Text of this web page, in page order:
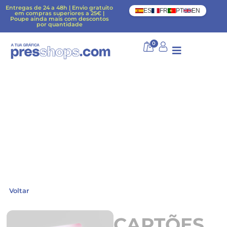
Entregas de 24 a 48h | Envio gratuito
em compras superiores a 25€ |
Poupe ainda mais com descontos
por quantidade
ES FR PT EN
0
Voltar